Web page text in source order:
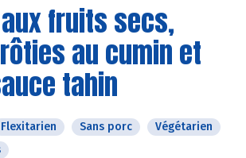
fruits secs,
au cumin et
tahin
Flexitarien Sans porc
Végétarien